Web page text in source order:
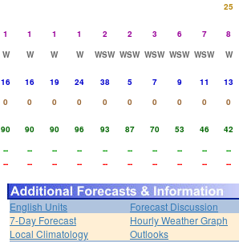
25
1 1 1 1 2 2 3 6 7 8
W W W W WSW WSW WSW WSW WSW W
16 16 19 24 38 5 7 9 11 13
0 0 0 0 0 0 0 0 0 0
90 90 90 96 93 87 70 53 46 42
-- -- -- -- -- -- -- -- -- --
-- -- -- -- -- -- -- -- -- --
English Units
Forecast Discussion
7-Day Forecast
Hourly Weather Graph
Local Climatology
Outlooks